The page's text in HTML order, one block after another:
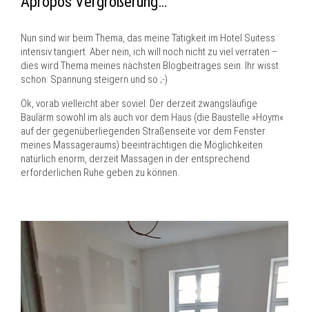
Nun sind wir beim Thema, das meine Tätigkeit im Hotel Suitess
intensiv tangiert. Aber nein, ich will noch nicht zu viel verraten –
dies wird Thema meines nächsten Blogbeitrages sein. Ihr wisst
schon: Spannung steigern und so ;-)
Ok, vorab vielleicht aber soviel: Der derzeit zwangsläufige
Baulärm sowohl im als auch vor dem Haus (die Baustelle »Hoym«
auf der gegenüberliegenden Straßenseite vor dem Fenster
meines Massageraums) beeinträchtigen die Möglichkeiten
natürlich enorm, derzeit Massagen in der entsprechend
erforderlichen Ruhe geben zu können.